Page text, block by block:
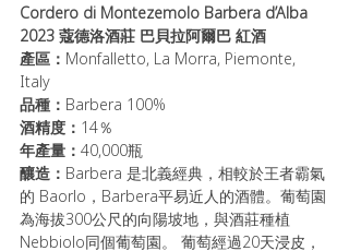
Cordero di Montezemolo Barbera d’Alba
2023 蔻德洛酒莊 巴貝拉阿爾巴 紅酒
產區： Monfalletto, La Morra, Piemonte,
Italy
品種： Barbera 100%
酒精度： 14％
年產量： 40,000瓶
釀造： Barbera 是北義經典，相較於王者霸氣
的 Baorlo，Barbera平易近人的酒體。葡萄園
為海拔300公尺的向陽坡地，與酒莊種植
Nebbiolo同個葡萄園。 葡萄經過20天浸皮，